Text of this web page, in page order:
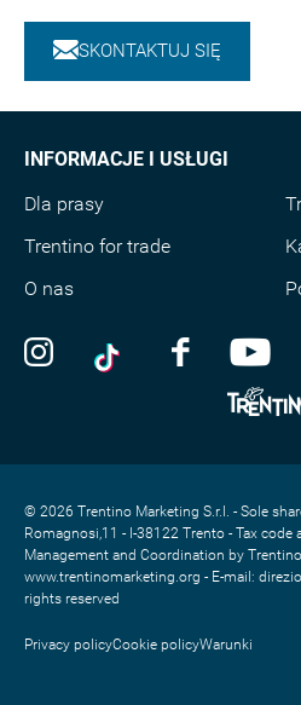
SKONTAKTUJ SIĘ
INFORMACJE I USŁUGI
Dla prasy
Trentino for trade
O nas
© 2026 Trentino Marketing S.r.l. - Sole
Romagnosi,11 - I-38122 Trento - Tax code
Management and Coordination by
www.trentinomarketing.org - E-mail:
rights reserved
Privacy policyCookie policyWarunki